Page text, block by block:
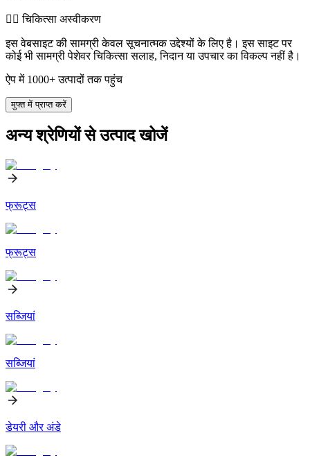
👨‍⚕️️ चिकित्सा अस्वीकरण
इस वेबसाइट की सामग्री केवल सूचनात्मक उद्देश्यों के लिए है। इस साइट पर
कोई भी सामग्री पेशेवर चिकित्सा सलाह, निदान या उपचार का विकल्प नहीं है।
ऐप में 1000+ उत्पादों तक पहुंच
मुफ्त में प्राप्त करें
अन्य श्रेणियों से उत्पाद खोजें
फ्रूट्स
फ्रूट्स
सब्जियां
सब्जियां
डेयरी और अंडे